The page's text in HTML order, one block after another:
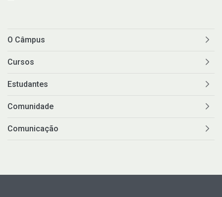
O Câmpus
Cursos
Estudantes
Comunidade
Comunicação